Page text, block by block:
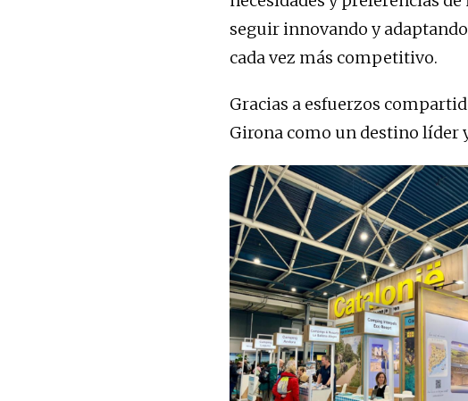
seguir innovando y
cada vez más competitivo.
Gracias a esfuerzos
Girona como un destino líder